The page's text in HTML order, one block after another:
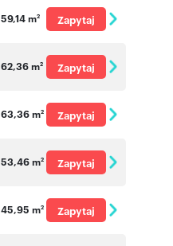
59,14 m2
Zapytaj
62,36 m2
Zapytaj
63,36 m2
Zapytaj
53,46 m2
Zapytaj
45,95 m2
Zapytaj